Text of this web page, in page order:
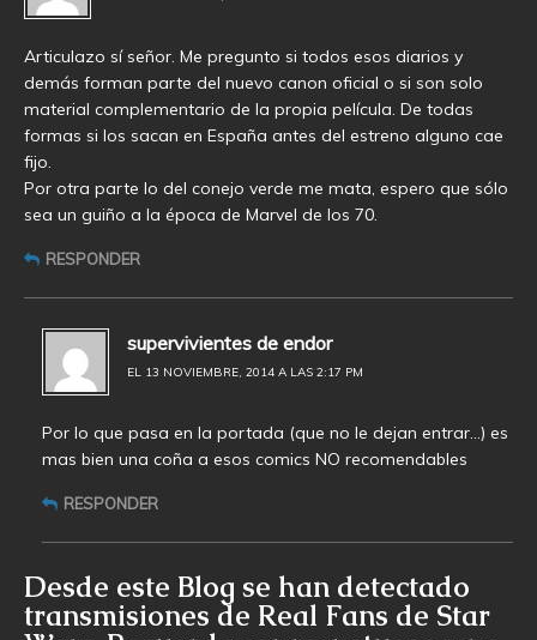
Articulazo sí señor. Me pregunto si todos esos diarios y
demás forman parte del nuevo canon oficial o si son solo
material complementario de la propia película. De todas
formas si los sacan en España antes del estreno alguno cae
fijo.
Por otra parte lo del conejo verde me mata, espero que sólo
sea un guiño a la época de Marvel de los 70.
RESPONDER
supervivientes de endor
EL 13 NOVIEMBRE, 2014 A LAS 2:17 PM
Por lo que pasa en la portada (que no le dejan entrar…) es
mas bien una coña a esos comics NO recomendables
RESPONDER
Desde este Blog se han detectado
transmisiones de Real Fans de Star